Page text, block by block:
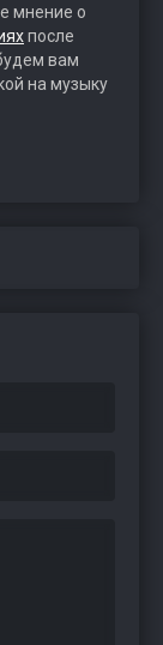
мнение о
после
вам
на музыку